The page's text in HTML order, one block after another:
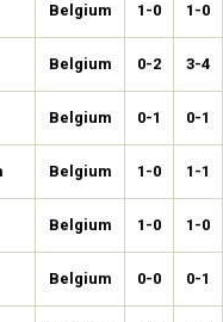
Belgium 1-0 1-0
Belgium 0-2 3-4
Belgium 0-1 0-1
Belgium 1-0 1-1
Belgium 1-0 1-0
Belgium 0-0 0-1